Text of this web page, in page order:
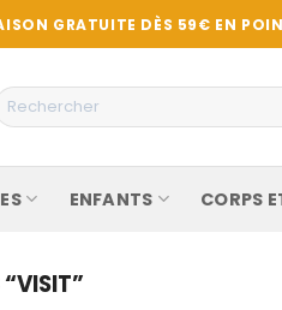
GRATUITE DÈS 59€ EN
:
ENFANTS CORPS